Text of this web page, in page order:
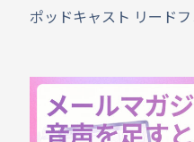
ポッドキャスト リード